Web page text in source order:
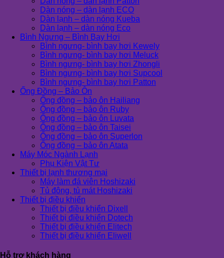
Dàn nóng – dàn lạnh ECO
Dàn lạnh – dàn nóng Kueba
Dàn lạnh – dàn nóng Eco
Bình Ngưng – Bình Bay Hơi
Bình ngưng- bình bay hơi Kewely
Bình ngưng- bình bay hơi Meluck
Bình ngưng- bình bay hơi Zhongli
Bình ngưng- bình bay hơi Supcool
Bình ngưng- bình bay hơi Patton
Ống Đồng – Bảo Ôn
Ống đồng – bảo ôn Hailiang
Ống đồng – bảo ôn Ruby
Ống đồng – bảo ôn Luvata
Ống đồng – bảo ôn Taisei
Ống đồng – bảo ôn Superlon
Ống đồng – bảo ôn Atata
Máy Móc Ngành Lạnh
Phụ Kiện Vật Tư
Thiết bị lạnh thương mại
Máy làm đá viên Hoshizaki
Tủ đông, tủ mát Hoshizaki
Thiết bị điều khiển
Thiết bị điều khiển Dixell
Thiết bị điều khiển Dotech
Thiết bị điều khiển Elitech
Thiết bị điều khiển Eliwell
Hỗ trợ khách hàng